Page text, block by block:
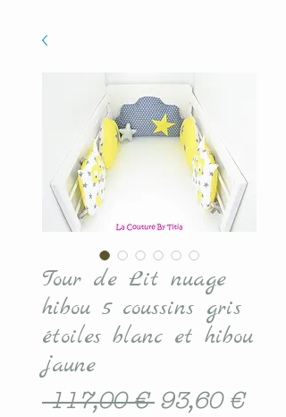
Tour de Lit nuage
hibou 5 coussins gris
étoiles blanc et hibou
jaune
117,00 € Prix
93,60 €Prix